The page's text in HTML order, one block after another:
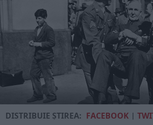
DISTRIBUIE ȘTIREA: FACEBOOK |